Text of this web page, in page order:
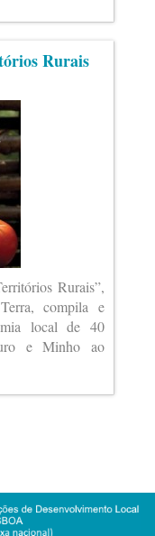
Rurais
Rurais”,
compila e
local de 40
e Minho ao